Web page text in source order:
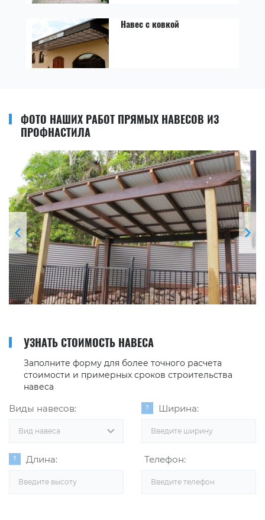
Навес с ковкой
ФОТО НАШИХ РАБОТ ПРЯМЫХ НАВЕСОВ ИЗ
ПРОФНАСТИЛА
УЗНАТЬ СТОИМОСТЬ НАВЕСА
Заполните форму для более точного расчета
стоимости и примерных сроков строительства
навеса
Виды навесов:
Вид навеса
Ширина:
Длина: Телефон: